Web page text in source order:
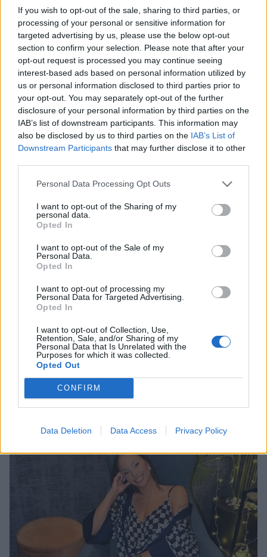
If you wish to opt-out of the sale, sharing to third parties, or
processing of your personal or sensitive information for
targeted advertising by us, please use the below opt-out
section to confirm your selection. Please note that after your
opt-out request is processed you may continue seeing
interest-based ads based on personal information utilized by
us or personal information disclosed to third parties prior to
your opt-out. You may separately opt-out of the further
disclosure of your personal information by third parties on the
IAB’s list of downstream participants. This information may
also be disclosed by us to third parties on the IAB’s List of
Downstream Participants that may further disclose it to other
Personal Data Processing Opt Outs
I want to opt-out of the Sharing of my
personal data.
Opted In
I want to opt-out of the Sale of my
Personal Data.
Opted In
I want to opt-out of processing my
Personal Data for Targeted Advertising.
Opted In
I want to opt-out of Collection, Use,
Retention, Sale, and/or Sharing of my
Personal Data that Is Unrelated with the
Purposes for which it was collected.
Opted Out
CONFIRM
Data Deletion Data Access Privacy Policy
Η Αποστολία Ζώη ξεκαθαρίζει: «Βαρέθηκα να
λένε πως τα άφησα όλα για έναν έρωτα»
Ανέστης Ευαγγελόπουλος: Η γνωστή
παρουσιάστρια που αρνήθηκε να πάει στο